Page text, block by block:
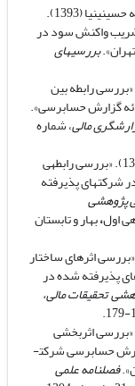
مهدوی، غلامحسین؛ قوهستانی، سمانه و سمیه حسینی­نیا (1393).
ضریب واکنش سود در
بررسی­های
غلامحسین و سمیه حسینی­نیا (1393). «بررسی رابطه بین
گزارش حسابرسی».
مالی، شماره
مهدوی، غلامحسین و وحید علیزاده­طلاتپه (1394). «بررسی رابطه­ی
شرکت­های پذیرفته
پژوهشی
اول،بهار و تابستان
غلامحسین و غلامرضا رضایی (1394). «بررسی اثرهای ساختار
پذیرفته شده در
تحقیقات مالی،
غلامحسین و سمیه حسینی­نیا (1394). «بررسی اثربخشی
کیفیت حسابرسی بر کاهش تأخیر در ارائه گزارش حسابرسی شرکت­
فصلنامه علمی